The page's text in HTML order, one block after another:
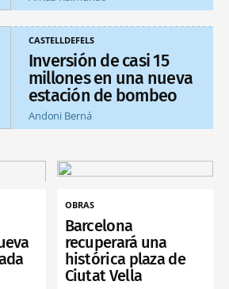
CASTELLDEFELS
Inversión de casi 15
millones en una nueva
estación de bombeo
Andoni Berná
OBRAS
Barcelona
recuperará una
histórica plaza de
Ciutat Vella